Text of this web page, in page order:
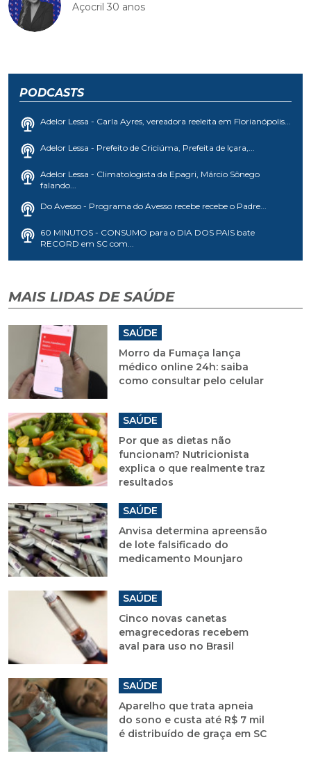
Açocril 30 anos
PODCASTS
Adelor Lessa - Carla Ayres, vereadora reeleita em Florianópolis...
Adelor Lessa - Prefeito de Criciúma, Prefeita de Içara,...
Adelor Lessa - Climatologista da Epagri, Márcio Sônego
falando...
Do Avesso - Programa do Avesso recebe recebe o Padre...
60 MINUTOS - CONSUMO para o DIA DOS PAIS bate
RECORD em SC com...
MAIS LIDAS DE SAÚDE
SAÚDE
Morro da Fumaça lança
médico online 24h: saiba
como consultar pelo celular
SAÚDE
Por que as dietas não
funcionam? Nutricionista
explica o que realmente traz
resultados
SAÚDE
Anvisa determina apreensão
de lote falsificado do
medicamento Mounjaro
SAÚDE
Cinco novas canetas
emagrecedoras recebem
aval para uso no Brasil
SAÚDE
Aparelho que trata apneia
do sono e custa até R$ 7 mil
é distribuído de graça em SC